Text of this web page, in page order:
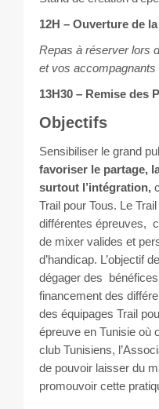
12H – Ouverture de
Repas à réserver lors
et vos accompagnants
13H30 – Remise des
Objectifs
Sensibiliser le grand
favoriser le partage,
surtout l’intégration,
Trail pour Tous. Le
différentes épreuves,
de mixer valides et
d’handicap. L’objectif
dégager des bénéfices
financement des
des équipages Trail
épreuve en Tunisie où
club Tunisiens,
de pouvoir laisser du
promouvoir cette